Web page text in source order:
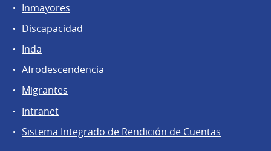
Inmayores
Discapacidad
Inda
Afrodescendencia
Migrantes
Intranet
Sistema Integrado de Rendición de Cuentas